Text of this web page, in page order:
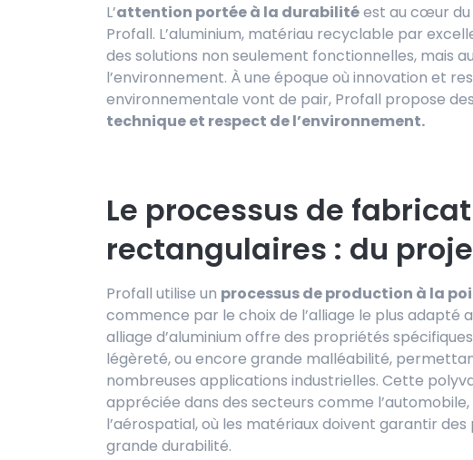
L’attention portée à la durabilitéest au cœur du
Profall. L’aluminium, matériau recyclable par
des solutions non seulement fonctionnelles, mais
l’environnement. À une époque où innovation et
environnementale vont de pair, Profall propose
technique et respect de l’environnement.
Le processus de
rectangulaires : du
Profall utilise un processus de production à la
commence par le choix de l’alliage le plus adapté
alliage d’aluminium offre des propriétés
légèreté, ou encore grande malléabilité,
nombreuses applications industrielles. Cette
appréciée dans des secteurs comme
l’aérospatial, où les matériaux doivent garantir
grande durabilité.